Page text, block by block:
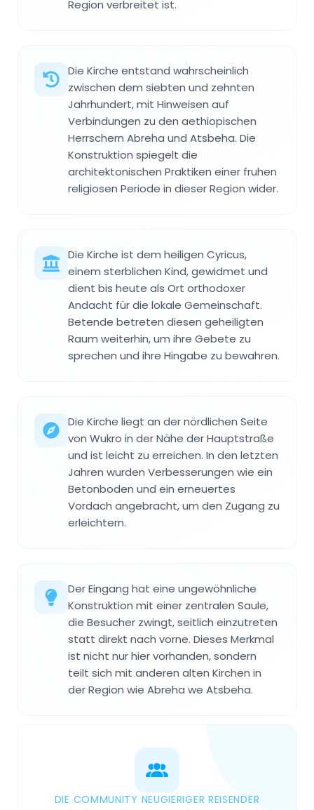
Region verbreitet ist.
Die Kirche entstand wahrscheinlich
zwischen dem siebten und zehnten
Jahrhundert, mit Hinweisen auf
Verbindungen zu den aethiopischen
Herrschern Abreha und Atsbeha. Die
Konstruktion spiegelt die
architektonischen Praktiken einer fruhen
religiosen Periode in dieser Region wider.
Die Kirche ist dem heiligen Cyricus,
einem sterblichen Kind, gewidmet und
dient bis heute als Ort orthodoxer
Andacht für die lokale Gemeinschaft.
Betende betreten diesen geheiligten
Raum weiterhin, um ihre Gebete zu
sprechen und ihre Hingabe zu bewahren.
Die Kirche liegt an der nördlichen Seite
von Wukro in der Nähe der Hauptstraße
und ist leicht zu erreichen. In den letzten
Jahren wurden Verbesserungen wie ein
Betonboden und ein erneuertes
Vordach angebracht, um den Zugang zu
erleichtern.
Der Eingang hat eine ungewöhnliche
Konstruktion mit einer zentralen Saule,
die Besucher zwingt, seitlich einzutreten
statt direkt nach vorne. Dieses Merkmal
ist nicht nur hier vorhanden, sondern
teilt sich mit anderen alten Kirchen in
der Region wie Abreha we Atsbeha.
DIE COMMUNITY NEUGIERIGER REISENDER